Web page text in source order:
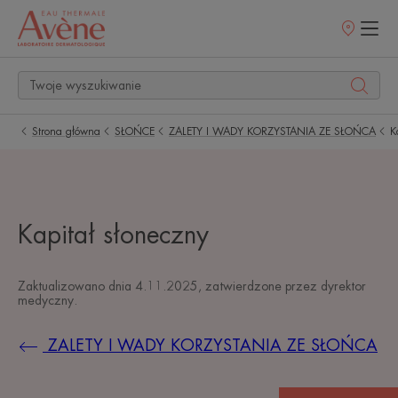
Punkty
Strona główna SŁOŃCE ZALETY I WADY KORZYSTANIA ZE SŁOŃCA
Kapitał słoneczny
Zaktualizowano dnia 4.11.2025 , zatwierdzone przez dyrektor
medyczny
ZALETY I WADY KORZYSTANIA ZE SŁOŃCA